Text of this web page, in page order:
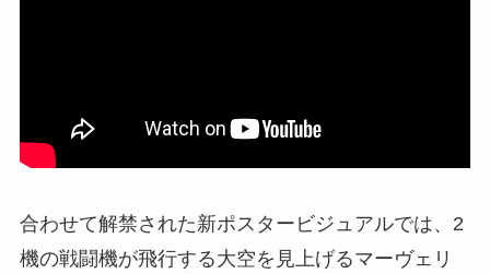
合わせて解禁された新ポスタービジュアルでは、2
機の戦闘機が飛行する大空を見上げるマーヴェリ